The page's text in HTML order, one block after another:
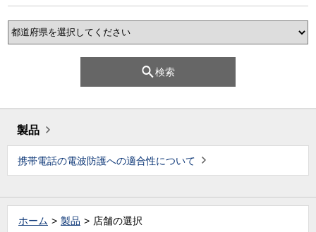
検索
製品
携帯電話の電波防護への適合性について
ホーム 製品 店舗の選択